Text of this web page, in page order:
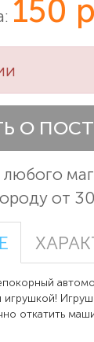
150
О
любого
от
игрушкой!
откатить